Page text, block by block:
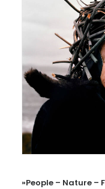
»People – Nature –